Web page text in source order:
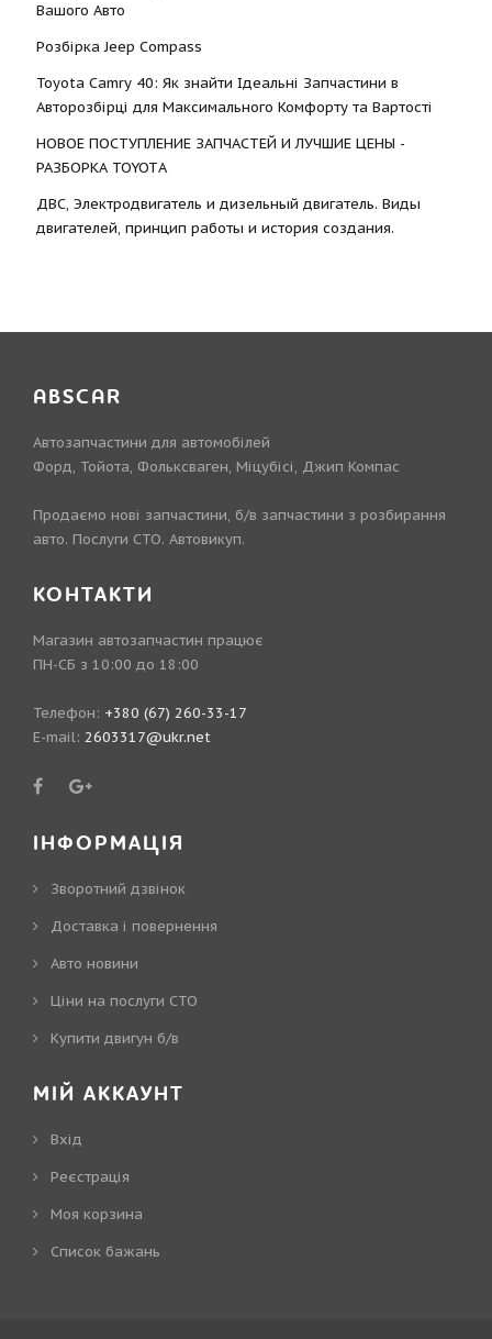
Вашого Авто
Розбірка Jeep Compass
Toyota Camry 40: Як знайти Ідеальні Запчастини в
Авторозбірці для Максимального Комфорту та Вартості
НОВОЕ ПОСТУПЛЕНИЕ ЗАПЧАСТЕЙ И ЛУЧШИЕ ЦЕНЫ -
РАЗБОРКА TOYOTА
ДВС, Электродвигатель и дизельный двигатель. Виды
двигателей, принцип работы и история создания.
ABSCAR
Автозапчастини для автомобілей
Форд, Тойота, Фольксваген, Міцубісі, Джип Компас
Продаємо нові запчастини, б/в запчастини з розбирання
авто. Послуги СТО. Автовикуп.
КОНТАКТИ
Магазин автозапчастин працює
ПН-СБ з 10:00 до 18:00
Телефон: +380 (67) 260-33-17
E-mail: 2603317@ukr.net
ІНФОРМАЦІЯ
Зворотний дзвінок
Доставка і повернення
Авто новини
Ціни на послуги СТО
Купити двигун б/в
МІЙ АККАУНТ
Вхід
Реєстрація
Моя корзина
Cписок бажань